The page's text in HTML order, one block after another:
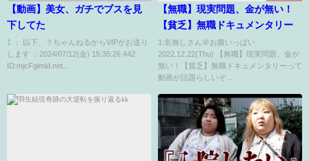
【動画】美女、ガチでブスを見
下してた
1 ： 以下、？ちゃんねるからVIPがお送り
します ：2024/07/12(金) 15:35:26.442
ID:mjcFgimid.net...
【無職】現実問題、金が無い！
【貧乏】無職ドキュメンタリー
1:名無しさん＠お腹いっぱい
2022.12.22(Thu) 【無職】現実問題、金が
無い！【貧乏】無職ドキュメンタリーって
動画が話題らしいぞ ...